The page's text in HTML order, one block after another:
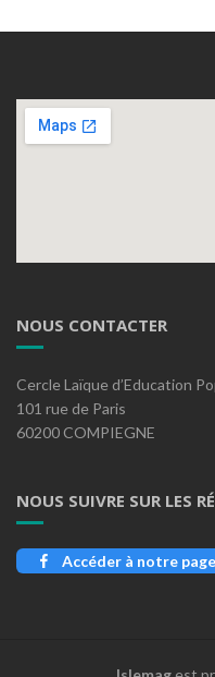
NOUS CONTACTER
Cercle Laïque d’Education
101 rue de Paris
60200 COMPIEGNE
NOUS SUIVRE SUR LES
Accéder à notre